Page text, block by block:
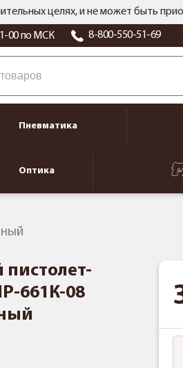
целях, и не может быть
00 по МСК 8-800-550-51-69
Пневматика
Оптика
661К-08